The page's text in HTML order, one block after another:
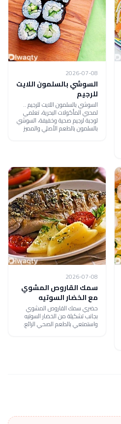
2026-07-08
السوشي بالسلمون اللايت
للرجيم
السوشي بالسلمون اللايت للرجيم ..
لمحبي المأكولات البحرية، تعلمي
لوجبة لرجيم صحية وخفيفة، السوشي
بالسلمون بالطعم الأصلي والمميز
2026-07-08
سمك القاروص المشوي
مع الخضار السوتيه
حضري سمك القاروص المشوي
بجانب تشكيلة من الخضار السوتيه
واستمتعي بالطعم الصحي الرائع.